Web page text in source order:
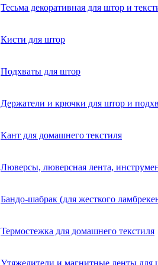
Тесьма декоративная для штор и
Кисти для штор
Подхваты для штор
Держатели и крючки для штор и
Кант для домашнего текстиля
Люверсы, люверсная лента,
Бандо-шабрак (для жесткого
Термостежка для домашнего текстиля
Утяжелители и магнитные ленты для